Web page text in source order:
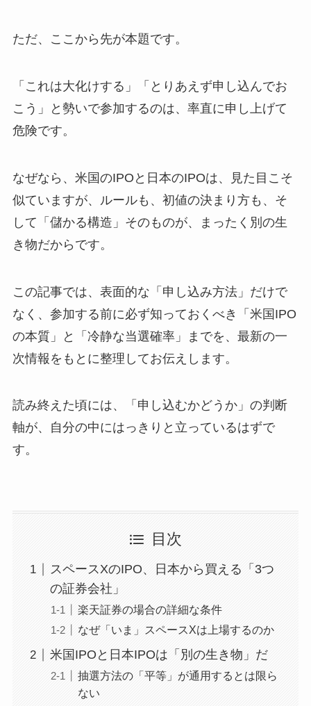
ただ、ここから先が本題です。
「これは大化けする」「とりあえず申し込んでお
こう」と勢いで参加するのは、率直に申し上げて
危険です。
なぜなら、米国のIPOと日本のIPOは、見た目こそ
似ていますが、ルールも、初値の決まり方も、そ
して「儲かる構造」そのものが、まったく別の生
き物だからです。
この記事では、表面的な「申し込み方法」だけで
なく、参加する前に必ず知っておくべき「米国IPO
の本質」と「冷静な当選確率」までを、最新の一
次情報をもとに整理してお伝えします。
読み終えた頃には、「申し込むかどうか」の判断
軸が、自分の中にはっきりと立っているはずで
す。
目次
スペースXのIPO、日本から買える「3つ
の証券会社」
楽天証券の場合の詳細な条件
なぜ「いま」スペースXは上場するのか
米国IPOと日本IPOは「別の生き物」だ
抽選方法の「平等」が通用するとは限ら
ない